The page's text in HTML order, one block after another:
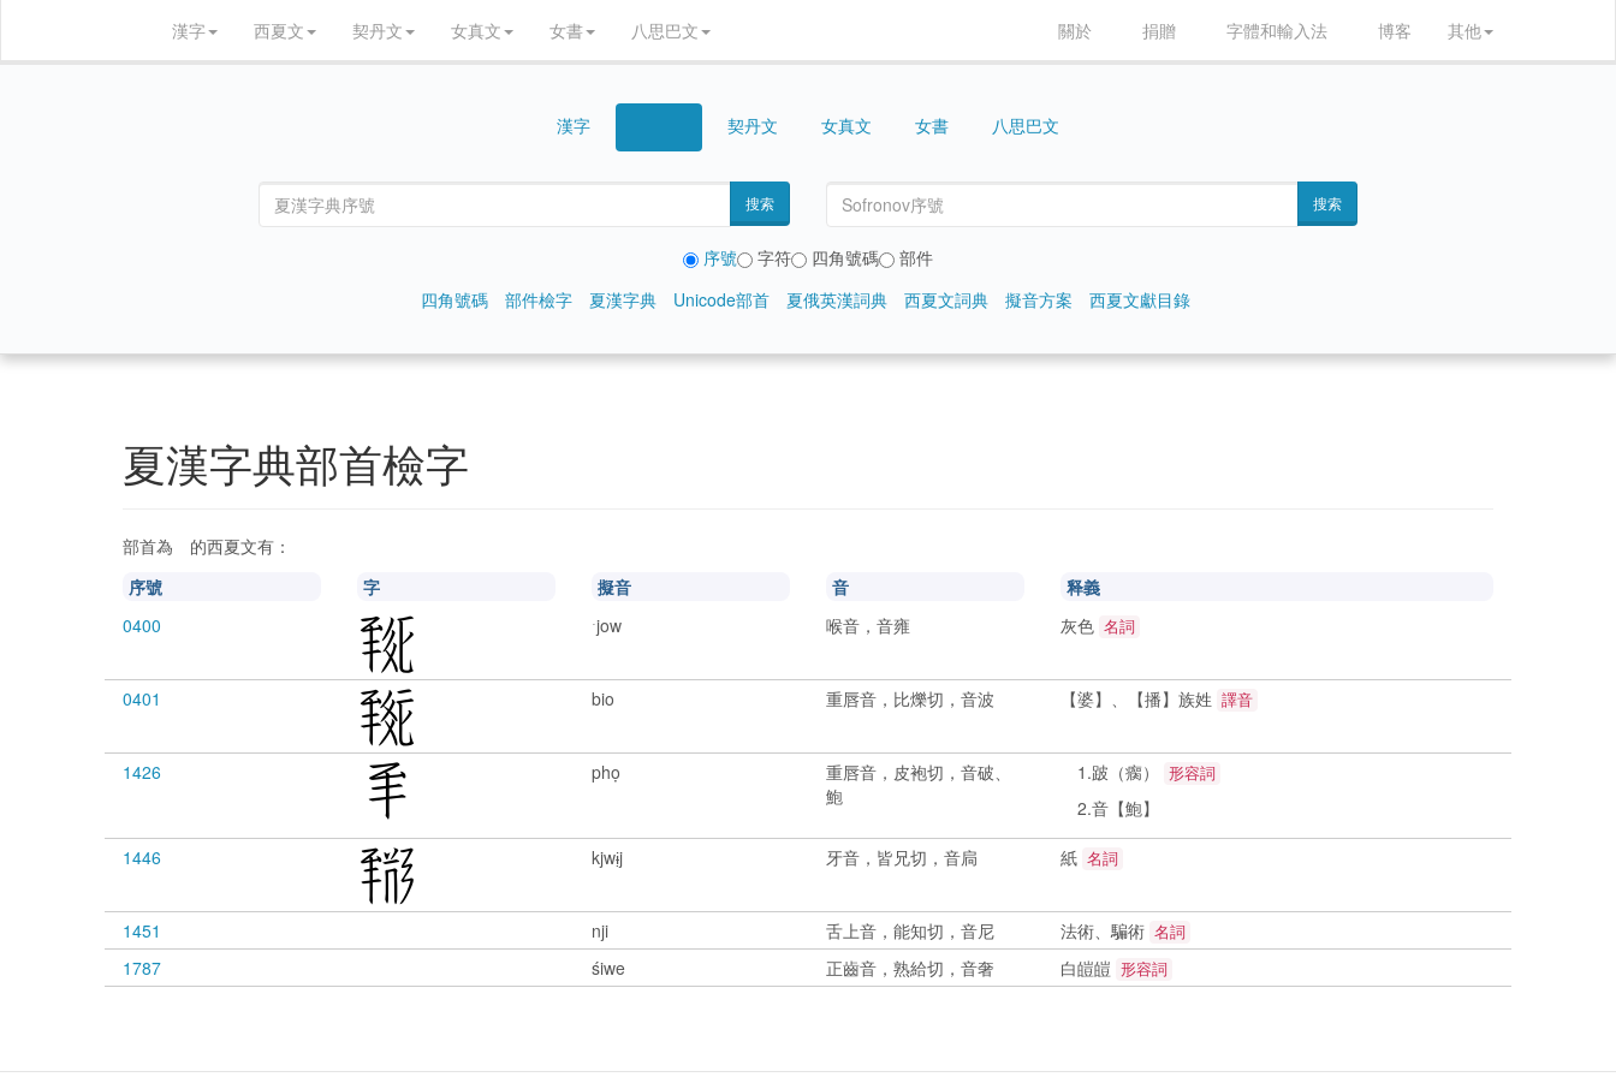
漢字 西夏文 契丹文 女真文 女書 八思巴文 關於 捐贈 字體和輸入法 博客 其他
漢字 契丹文 女真文 女書 八思巴文
搜索 搜索
序號 字符 四角號碼
部件
四角號碼
部件檢字 夏漢字典 Unicode部首 夏俄英漢詞典 西夏文詞典 擬音方案 西夏文獻目錄
夏漢字典部首檢字
部首為
的西夏文有：
序號
字 擬音 音
释義
0400
ˑjow 喉音，音雍 灰色 名詞
0401 bio 重唇音，比爍切，音波 【婆】、【播】族姓 譯音
1426 phọ
重唇音，皮袍切，音破、
鮑
1.跛（瘸） 形容詞
2.音【鮑】
1446 kjwɨ̣j 牙音，皆兄切，音扃 紙 名詞
1451 nji 舌上音，能知切，音尼 法術、騙術 名詞